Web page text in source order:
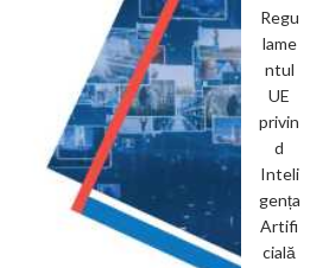
Regu
lame
ntul
UE
privin
d
Inteli
gența
Artifi
cială